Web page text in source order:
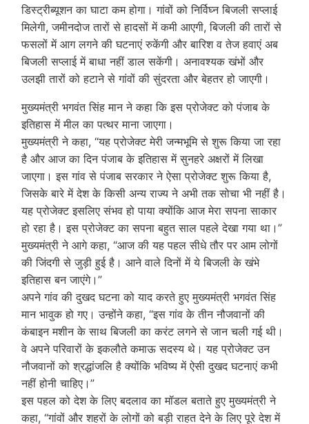
डिस्ट्रीब्यूशन का घाटा कम होगा। गांवों को निर्विघ्न बिजली सप्लाई
मिलेगी, जमीनदोज तारों से हादसों में कमी आएगी, बिजली की तारों से
फसलों में आग लगने की घटनाएं रुकेंगी और बारिश व तेज हवाएं अब
बिजली सप्लाई में बाधा नहीं डाल सकेंगी। अनावश्यक खंभों और
उलझी तारों को हटाने से गांवों की सुंदरता और बेहतर हो जाएगी।
मुख्यमंत्री भगवंत सिंह मान ने कहा कि इस प्रोजेक्ट को पंजाब के
इतिहास में मील का पत्थर माना जाएगा।
मुख्यमंत्री ने कहा, “यह प्रोजेक्ट मेरी जन्मभूमि से शुरू किया जा रहा
है और आज का दिन पंजाब के इतिहास में सुनहरे अक्षरों में लिखा
जाएगा। इस गांव से पंजाब सरकार ने ऐसा प्रोजेक्ट शुरू किया है,
जिसके बारे में देश के किसी अन्य राज्य ने अभी तक सोचा भी नहीं है।
यह प्रोजेक्ट इसलिए संभव हो पाया क्योंकि आज मेरा सपना साकार
हो रहा है। इस प्रोजेक्ट का सपना बहुत साल पहले देखा गया था।”
मुख्यमंत्री ने आगे कहा, “आज की यह पहल सीधे तौर पर आम लोगों
की जिंदगी से जुड़ी हुई है। आने वाले दिनों में ये बिजली के खंभे
इतिहास बन जाएंगे।”
अपने गांव की दुखद घटना को याद करते हुए मुख्यमंत्री भगवंत सिंह
मान भावुक हो गए। उन्होंने कहा, “इस गांव के तीन नौजवानों की
कंबाइन मशीन के साथ बिजली का करंट लगने से जान चली गई थी।
वे अपने परिवारों के इकलौते कमाऊ सदस्य थे। यह प्रोजेक्ट उन
नौजवानों को श्रद्धांजलि है क्योंकि भविष्य में ऐसी दुखद घटनाएं कभी
नहीं होनी चाहिए।”
इस पहल को देश के लिए बदलाव का मॉडल बताते हुए मुख्यमंत्री ने
कहा, “गांवों और शहरों के लोगों को बड़ी राहत देने के लिए पूरे देश में